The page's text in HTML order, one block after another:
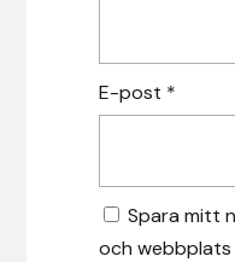
E-post *
Spara mitt
och webbplats
Islandshästspecialisten